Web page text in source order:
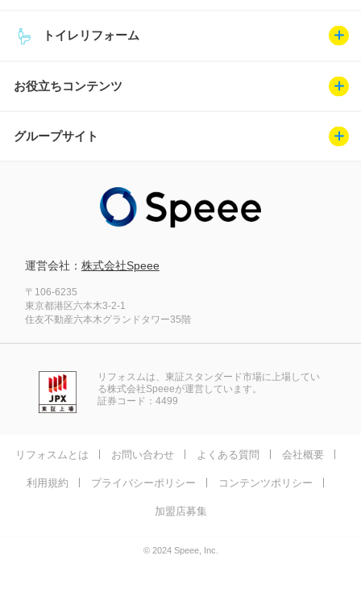
トイレリフォーム
お役立ちコンテンツ
グループサイト
運営会社： 株式会社Speee
〒106-6235
東京都港区六本木3-2-1
住友不動産六本木グランドタワー35階
リフォスムは、東証スタンダード市場に上場してい
る株式会社Speeeが運営しています。
証券コード：4499
リフォスムとは お問い合わせ よくある質問 会社概要
利用規約 プライバシーポリシー コンテンツポリシー
加盟店募集
© 2024 Speee, Inc.